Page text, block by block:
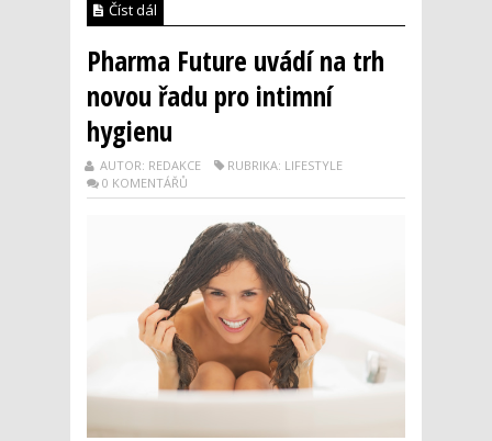
Číst dál
Pharma Future uvádí na trh
novou řadu pro intimní
hygienu
AUTOR: REDAKCE
RUBRIKA: LIFESTYLE
0 KOMENTÁŘŮ